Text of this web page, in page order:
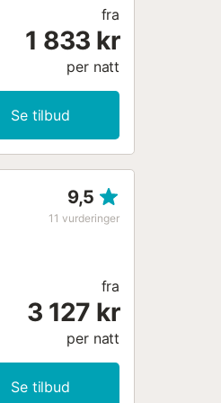
fra
1 833 kr
per natt
Se tilbud
9,5
11 vurderinger
fra
3 127 kr
per natt
Se tilbud